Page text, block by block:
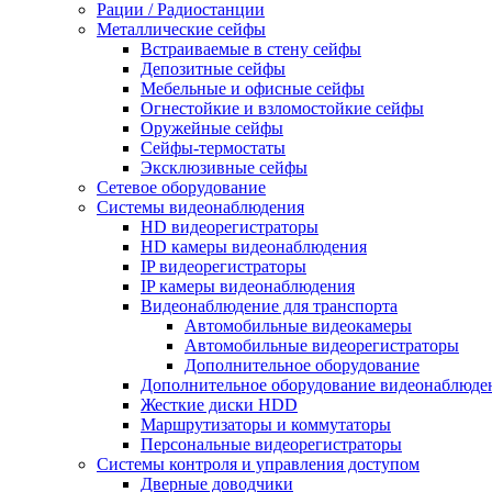
Рации / Радиостанции
Металлические сейфы
Встраиваемые в стену сейфы
Депозитные сейфы
Мебельные и офисные сейфы
Огнестойкие и взломостойкие сейфы
Оружейные сейфы
Сейфы-термостаты
Эксклюзивные сейфы
Сетевое оборудование
Системы видеонаблюдения
HD видеорегистраторы
HD камеры видеонаблюдения
IP видеорегистраторы
IP камеры видеонаблюдения
Видеонаблюдение для транспорта
Автомобильные видеокамеры
Автомобильные видеорегистраторы
Дополнительное оборудование
Дополнительное оборудование
Жесткие диски HDD
Маршрутизаторы и коммутаторы
Персональные видеорегистраторы
Системы контроля и управления доступом
Дверные доводчики